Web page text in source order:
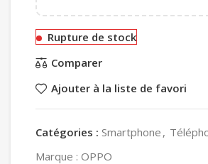
Rupture de stock
Comparer
Ajouter à la liste de favori
Catégories : Smartphone ,
Marque : OPPO